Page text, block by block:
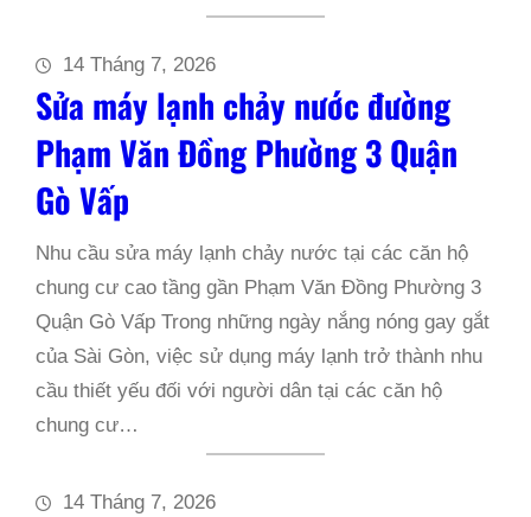
14 Tháng 7, 2026
Sửa máy lạnh chảy nước đường
Phạm Văn Đồng Phường 3 Quận
Gò Vấp
Nhu cầu sửa máy lạnh chảy nước tại các căn hộ
chung cư cao tầng gần Phạm Văn Đồng Phường 3
Quận Gò Vấp Trong những ngày nắng nóng gay gắt
của Sài Gòn, việc sử dụng máy lạnh trở thành nhu
cầu thiết yếu đối với người dân tại các căn hộ
chung cư…
14 Tháng 7, 2026